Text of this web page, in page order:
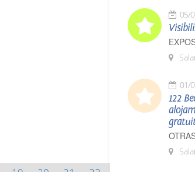
05/
01/
122